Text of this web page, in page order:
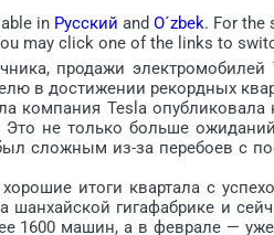
in Русский and O´zbek. For the
may click one of the links to
продажи электромобилей
в достижении рекордных
компания Tesla
Это не только больше
сложным из-за перебоев с
итоги квартала с
шанхайской гигафабрике и
1600 машин, а в феврале —